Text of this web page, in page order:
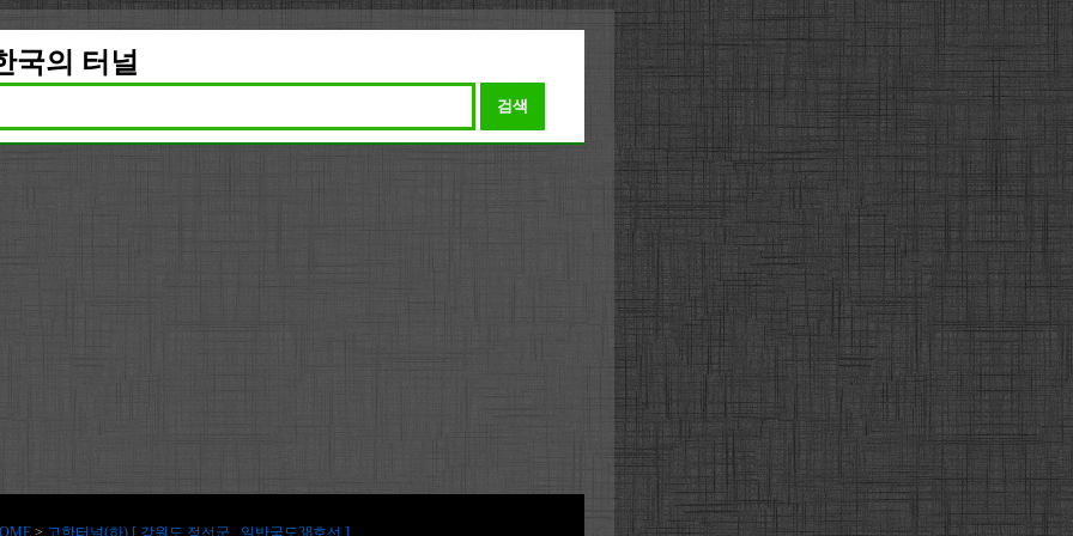
국의 터널
검색
> 고한터널(하) [ 강원도 정선군 , 일반국도38호선 ]